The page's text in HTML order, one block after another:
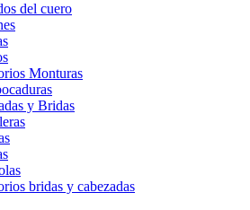
del cuero
Monturas
y Bridas
bridas y cabezadas